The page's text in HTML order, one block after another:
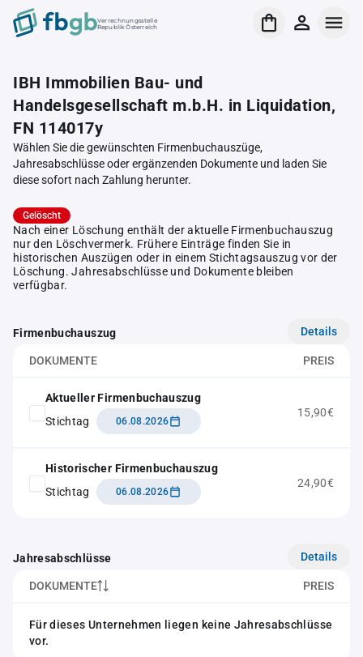
Verrechnungsstelle
Republik Österreich
IBH Immobilien Bau- und
Handelsgesellschaft m.b.H. in Liquidation,
FN 114017y
Wählen Sie die gewünschten Firmenbuchauszüge,
Jahresabschlüsse oder ergänzenden Dokumente und laden Sie
diese sofort nach Zahlung herunter.
Gelöscht
Nach einer Löschung enthält der aktuelle Firmenbuchauszug
nur den Löschvermerk. Frühere Einträge finden Sie in
historischen Auszügen oder in einem Stichtagsauszug vor der
Löschung. Jahresabschlüsse und Dokumente bleiben
verfügbar.
Firmenbuchauszug Details
DOKUMENTE PREIS
Aktueller Firmenbuchauszug
Stichtag
06.08.2026
15,90€
Historischer Firmenbuchauszug
Stichtag
06.08.2026
24,90€
Jahresabschlüsse Details
DOKUMENTE PREIS
Für dieses Unternehmen liegen keine Jahresabschlüsse
vor.